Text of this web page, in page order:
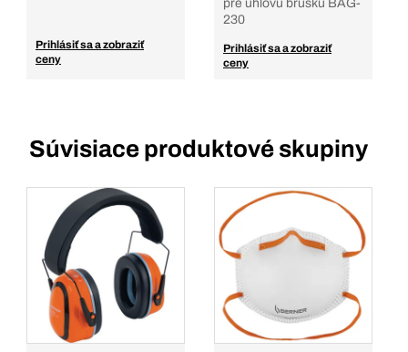
Prihlásiť sa a zobraziť
ceny
pre uhlovú brúsku BAG-
230
Prihlásiť sa a zobraziť
ceny
Súvisiace produktové skupiny